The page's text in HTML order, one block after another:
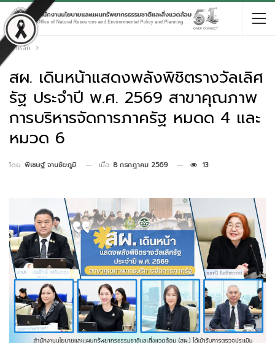
หน้าหลัก
สผ. เดินหน้าแสดงพลังพิชิตรางวัลเลิศ
รัฐ ประจำปี พ.ศ. 2569 สาขาคุณภาพ
การบริหารจัดการภาครัฐ หมดด 4 และ
หมวด 6
โดย พิเชษฐ์ จานชัยภูมิ เมื่อ 8 กรกฎาคม 2569 13